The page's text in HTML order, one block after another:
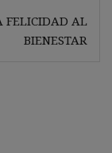
FELICIDAD AL
BIENESTAR